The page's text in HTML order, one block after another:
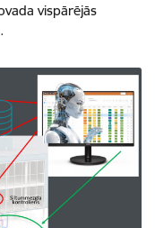
vispārējās